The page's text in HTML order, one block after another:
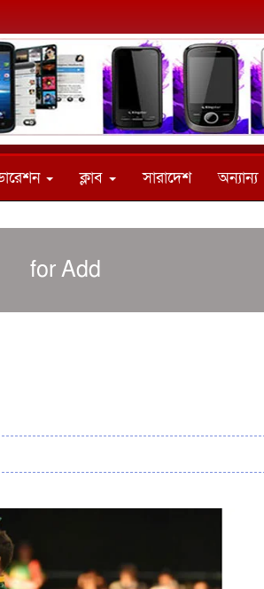
ক্লাব সারাদেশ অন্যান্য
for Add